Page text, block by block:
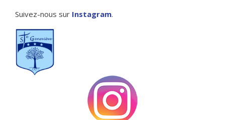
Suivez-nous sur Instagram.